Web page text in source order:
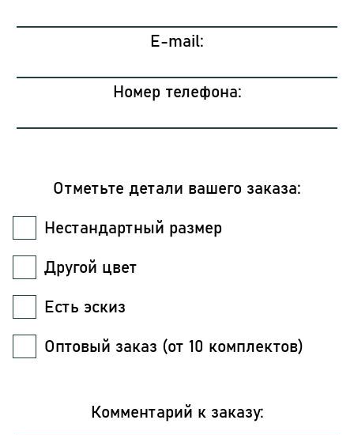
E-mail:
Номер телефона:
Отметьте детали вашего заказа:
Нестандартный размер
Другой цвет
Есть эскиз
Оптовый заказ (от 10 комплектов)
Комментарий к заказу: